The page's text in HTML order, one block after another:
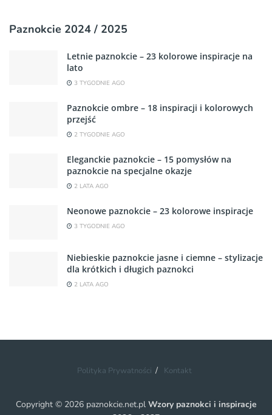
Paznokcie 2024 / 2025
Letnie paznokcie – 23 kolorowe inspiracje na
lato
3 TYGODNIE AGO
Paznokcie ombre – 18 inspiracji i kolorowych
przejść
2 TYGODNIE AGO
Eleganckie paznokcie – 15 pomysłów na
paznokcie na specjalne okazje
2 LATA AGO
Neonowe paznokcie – 23 kolorowe inspiracje
3 TYGODNIE AGO
Niebieskie paznokcie jasne i ciemne – stylizacje
dla krótkich i długich paznokci
2 LATA AGO
Polityka Prywatności Kontakt
Copyright © 2026 paznokcie.net.pl Wzory paznokci i inspiracje